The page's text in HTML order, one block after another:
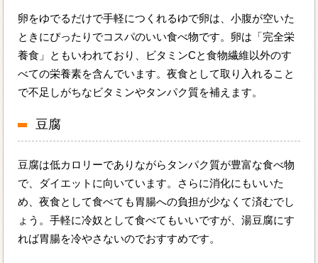
卵をゆでるだけで手軽につくれるゆで卵は、小腹が空いた
ときにぴったりでコスパのいい食べ物です。卵は「完全栄
養食」ともいわれており、ビタミンCと食物繊維以外のす
べての栄養素を含んでいます。夜食として取り入れること
で不足しがちなビタミンやタンパク質を補えます。
豆腐
豆腐は低カロリーでありながらタンパク質が豊富な食べ物
で、ダイエットに向いています。さらに消化にもいいた
め、夜食として食べても胃腸への負担が少なくて済むでし
ょう。手軽に冷奴として食べてもいいですが、湯豆腐にす
れば胃腸を冷やさないのでおすすめです。